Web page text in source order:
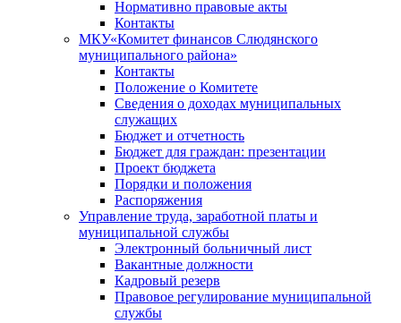
Нормативно правовые акты
Контакты
МКУ«Комитет финансов Слюдянского
муниципального района»
Контакты
Положение о Комитете
Сведения о доходах муниципальных
служащих
Бюджет и отчетность
Бюджет для граждан: презентации
Проект бюджета
Порядки и положения
Распоряжения
Управление труда, заработной платы и
муниципальной службы
Электронный больничный лист
Вакантные должности
Кадровый резерв
Правовое регулирование муниципальной
службы